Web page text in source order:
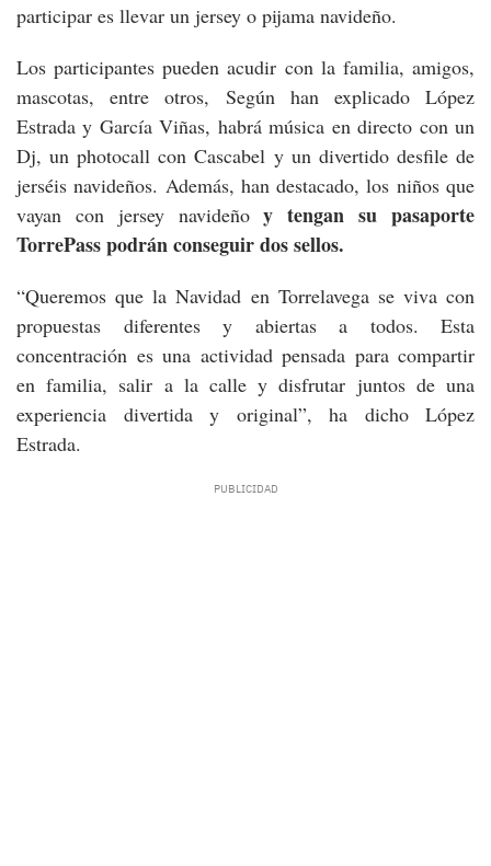
participar es llevar un jersey o pijama navideño.
Los participantes pueden acudir con la familia, amigos,
mascotas, entre otros, Según han explicado López
Estrada y García Viñas, habrá música en directo con un
Dj, un photocall con Cascabel y un divertido desfile de
jerséis navideños. Además, han destacado, los niños que
vayan con jersey navideñoy tengan su pasaporte
TorrePass podrán conseguir dos sellos.
“Queremos que la Navidad en Torrelavega se viva con
propuestas diferentes y abiertas a todos. Esta
concentración es una actividad pensada para compartir
en familia, salir a la calle y disfrutar juntos de una
experiencia divertida y original”, ha dicho López
Estrada.